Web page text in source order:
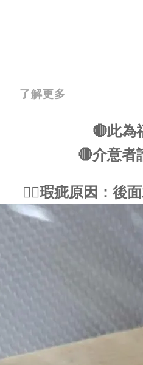
了解更多
🔴此為
🔴介意者
🙇‍♀️瑕疵原因：後